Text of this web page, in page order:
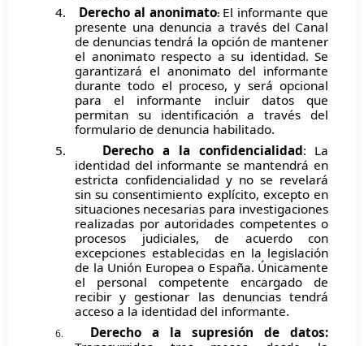
4.
Derecho al anonimato: El informante que
presente una denuncia a través del Canal
de denuncias tendrá la opción de mantener
el anonimato respecto a su identidad. Se
garantizará el anonimato del informante
durante todo el proceso, y será opcional
para el informante incluir datos que
permitan su identificación a través del
formulario de denuncia habilitado.
5.
Derecho a la confidencialidad: La
identidad del informante se mantendrá en
estricta confidencialidad y no se revelará
sin su consentimiento explícito, excepto en
situaciones necesarias para investigaciones
realizadas por autoridades competentes o
procesos judiciales, de acuerdo con
excepciones establecidas en la legislación
de la Unión Europea o España. Únicamente
el personal competente encargado de
recibir y gestionar las denuncias tendrá
acceso a la identidad del informante.
6.
Derecho a la supresión de datos: